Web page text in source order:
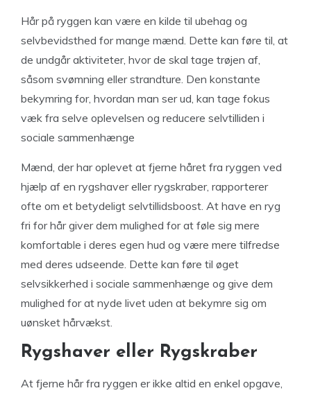
Hår på ryggen kan være en kilde til ubehag og
selvbevidsthed for mange mænd. Dette kan føre til, at
de undgår aktiviteter, hvor de skal tage trøjen af,
såsom svømning eller strandture. Den konstante
bekymring for, hvordan man ser ud, kan tage fokus
væk fra selve oplevelsen og reducere selvtilliden i
sociale sammenhænge
Mænd, der har oplevet at fjerne håret fra ryggen ved
hjælp af en rygshaver eller rygskraber, rapporterer
ofte om et betydeligt selvtillidsboost. At have en ryg
fri for hår giver dem mulighed for at føle sig mere
komfortable i deres egen hud og være mere tilfredse
med deres udseende. Dette kan føre til øget
selvsikkerhed i sociale sammenhænge og give dem
mulighed for at nyde livet uden at bekymre sig om
uønsket hårvækst.
Rygshaver eller Rygskraber
At fjerne hår fra ryggen er ikke altid en enkel opgave,